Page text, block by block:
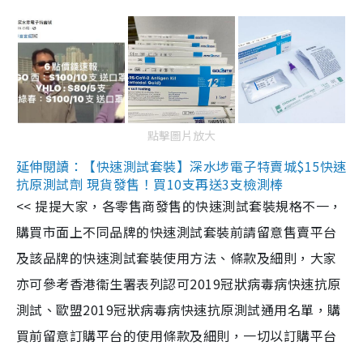
點擊圖片放大
延伸閱讀：【快速測試套裝】深水埗電子特賣城$15快速
抗原測試劑 現貨發售！買10支再送3支檢測棒
<< 提提大家，各零售商發售的快速測試套裝規格不一，
購買市面上不同品牌的快速測試套裝前請留意售賣平台
及該品牌的快速測試套裝使用方法、條款及細則，大家
亦可參考香港衞生署表列認可2019冠狀病毒病快速抗原
測試、歐盟2019冠狀病毒病快速抗原測試通用名單，購
買前留意訂購平台的使用條款及細則，一切以訂購平台